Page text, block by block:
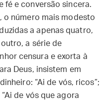
fé e conversão sincera.
o número mais modesto
a apenas quatro,
a série de
censura e exorta à
Deus, insistem em
“Ai de vós, ricos”;
de vós que agora